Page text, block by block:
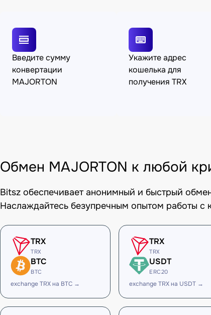
Введите сумму
конвертации
MAJORTON
Укажите адрес
кошелька для
получения TRX
Обмен MAJORTON к любой
Bitsz обеспечивает анонимный и быстрый
Наслаждайтесь безупречным опытом работы с
TRX
TRX
BTC
BTC
exchange TRX на BTC →
TRX
TRX
USDT
ERC20
exchange TRX на USDT →